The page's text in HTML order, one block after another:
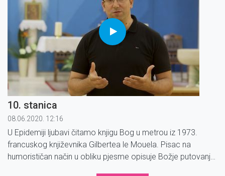
10. stanica
08.06.2020. 12:16
U Epidemiji ljubavi čitamo knjigu Bog u metrou iz 1973.
francuskog književnika Gilbertea le Mouela. Pisac na
humorističan način u obliku pjesme opisuje Božje putovanje